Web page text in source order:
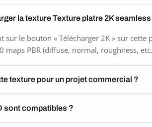
la texture Texture platre 2K seamless
sur le bouton « Télécharger 2K » sur
maps PBR (diffuse, normal, roughness,
texture pour un projet commercial ?
sont compatibles ?